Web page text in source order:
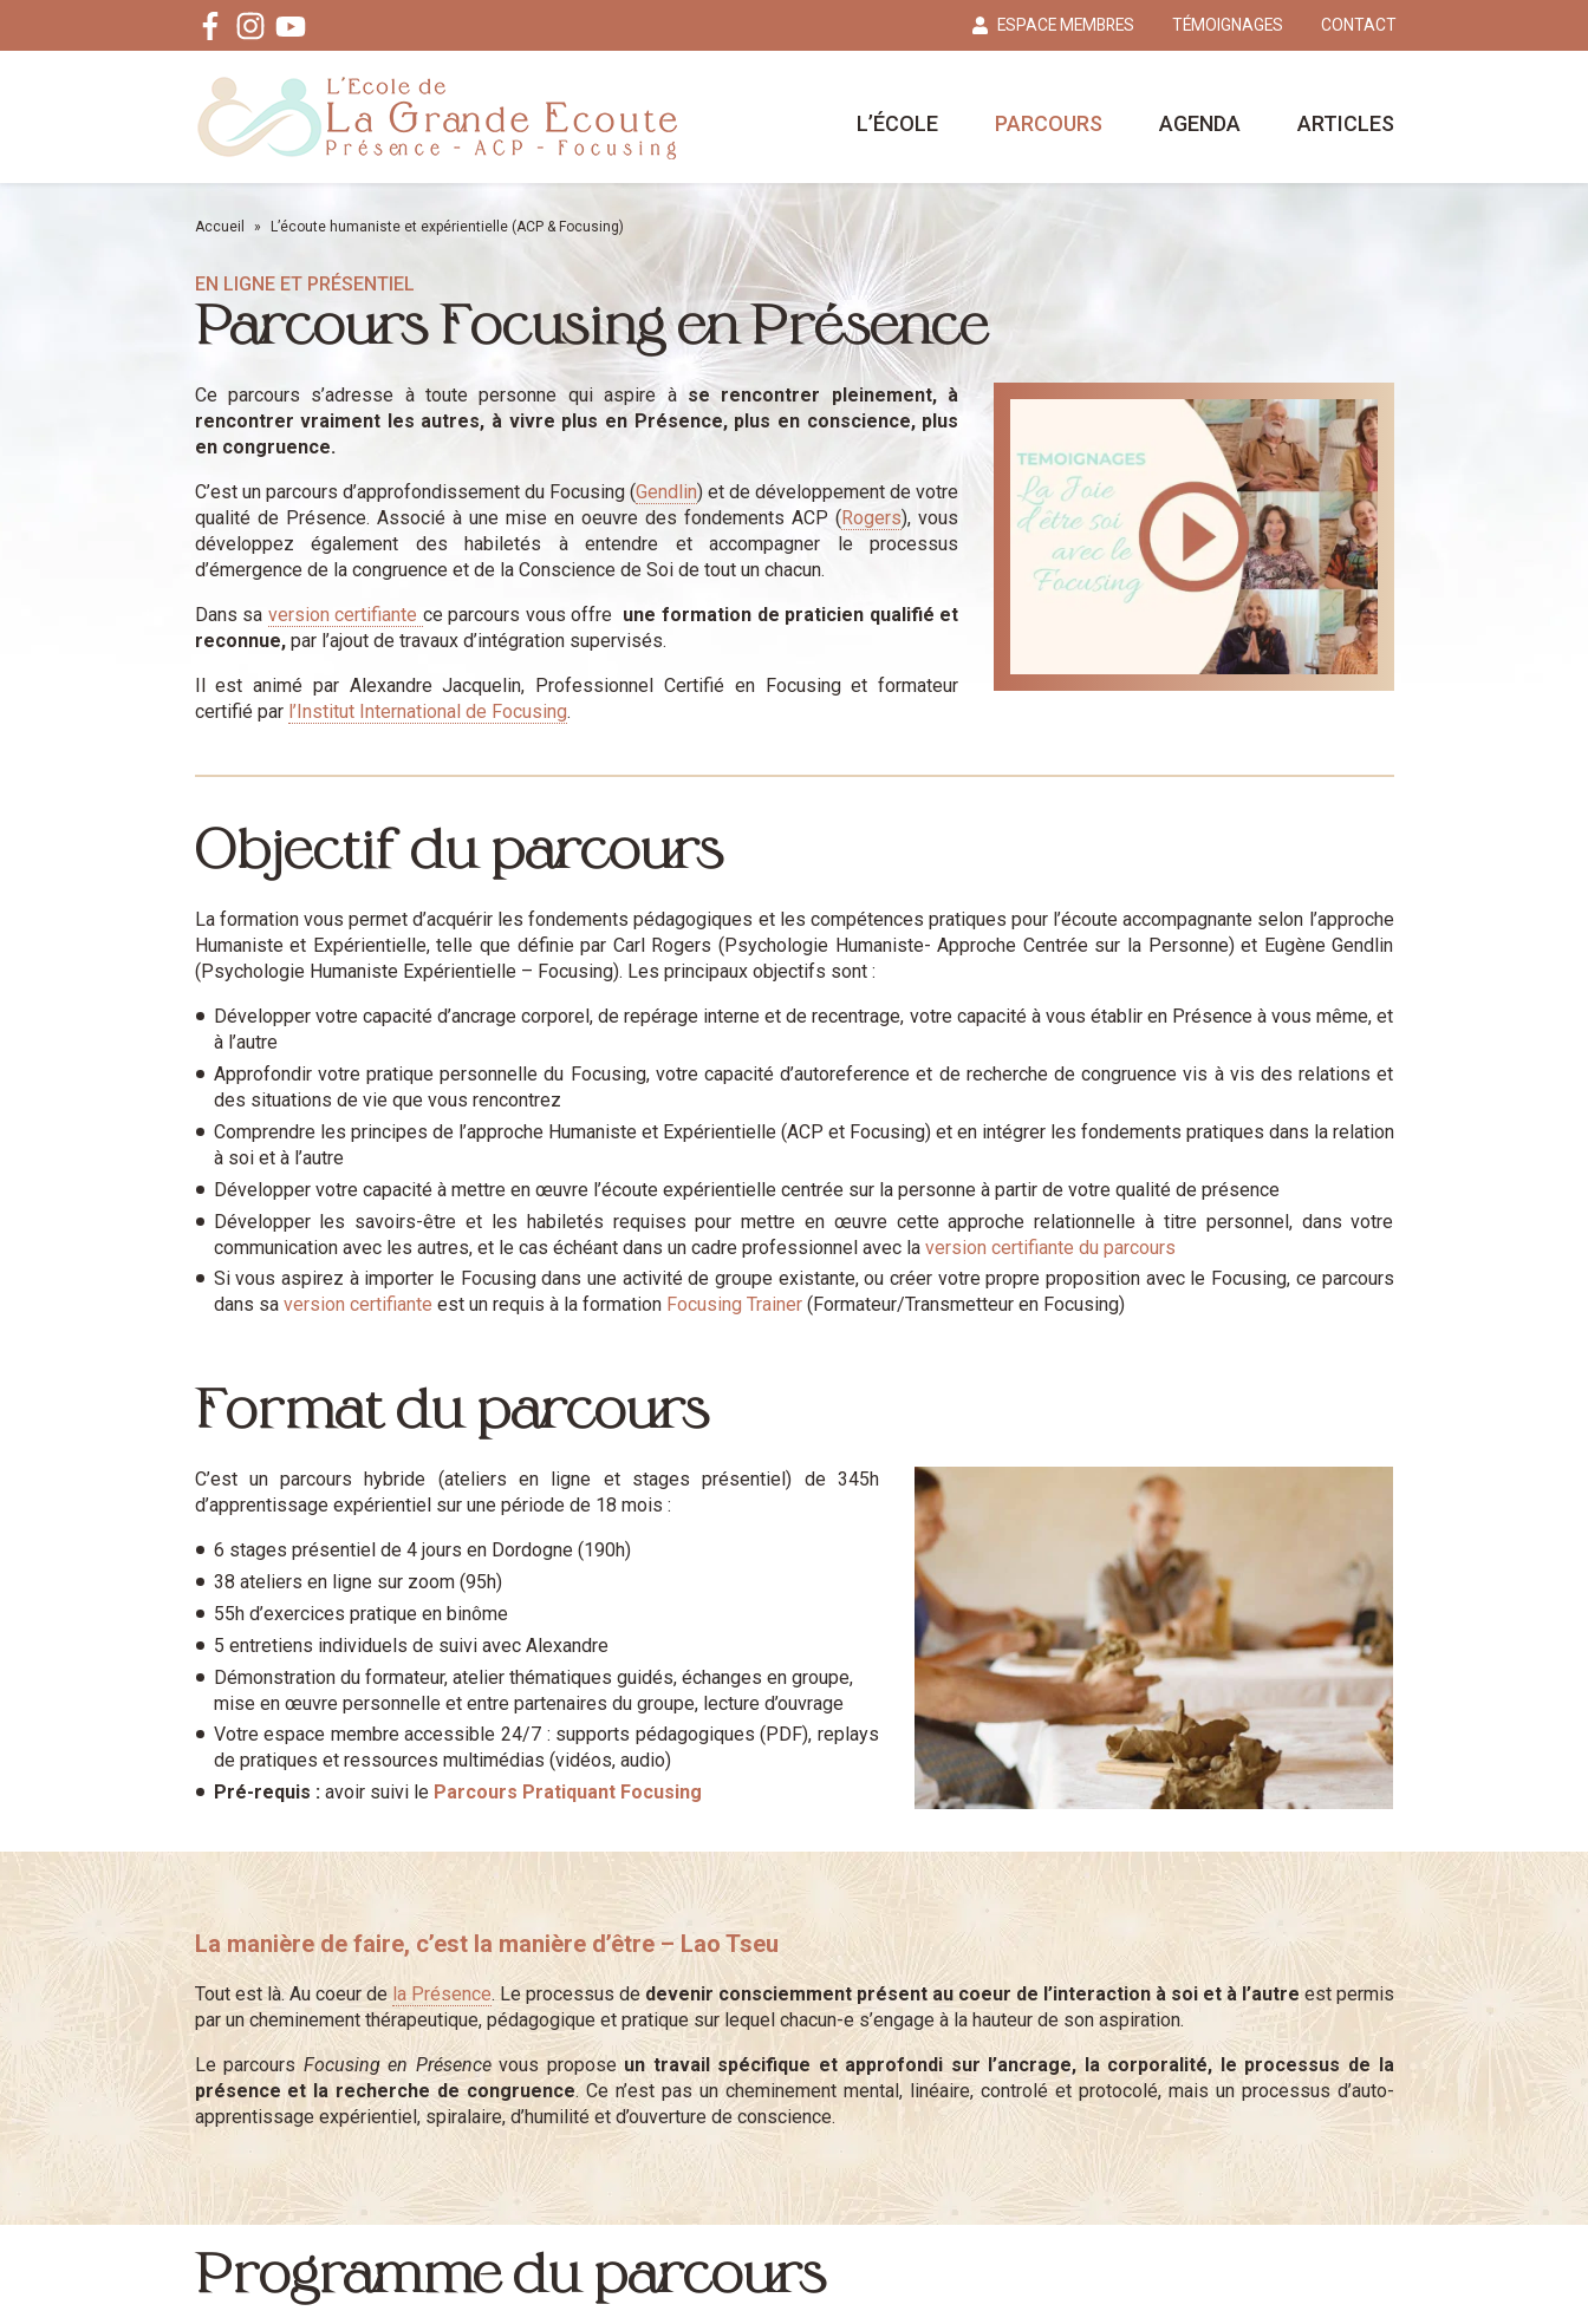
FacebookInstagram
Youtube ESPACE MEMBRES TÉMOIGNAGES CONTACT
L’ÉCOLE PARCOURS AGENDA ARTICLES
Accueil » L’écoute humaniste et expérientielle (ACP & Focusing)
EN LIGNE ET PRÉSENTIEL
Parcours Focusing en Présence
Ce parcours s’adresse à toute personne qui aspire à se rencontrer pleinement, à
rencontrer vraiment les autres, à vivre plus en Présence, plus en conscience, plus
en congruence.
C’est un parcours d’approfondissement du Focusing (Gendlin) et de développement de votre
qualité de Présence. Associé à une mise en oeuvre des fondements ACP (Rogers), vous
développez également des habiletés à entendre et accompagner le processus
d’émergence de la congruence et de la Conscience de Soi de tout un chacun.
Dans sa version certifiante ce parcours vous offre une formation de praticien qualifié et
reconnue, par l’ajout de travaux d’intégration supervisés.
Il est animé par Alexandre Jacquelin, Professionnel Certifié en Focusing et formateur
certifié par l’Institut International de Focusing.
Objectif du parcours
La formation vous permet d’acquérir les fondements pédagogiques et les compétences pratiques pour l’écoute accompagnante selon l’approche
Humaniste et Expérientielle, telle que définie par Carl Rogers (Psychologie Humaniste- Approche Centrée sur la Personne) et Eugène Gendlin
(Psychologie Humaniste Expérientielle – Focusing). Les principaux objectifs sont :
Développer votre capacité d’ancrage corporel, de repérage interne et de recentrage, votre capacité à vous établir en Présence à vous même, et
à l’autre
Approfondir votre pratique personnelle du Focusing, votre capacité d’autoreference et de recherche de congruence vis à vis des relations et
des situations de vie que vous rencontrez
Comprendre les principes de l’approche Humaniste et Expérientielle (ACP et Focusing) et en intégrer les fondements pratiques dans la relation
à soi et à l’autre
Développer votre capacité à mettre en œuvre l’écoute expérientielle centrée sur la personne à partir de votre qualité de présence
Développer les savoirs-être et les habiletés requises pour mettre en œuvre cette approche relationnelle à titre personnel, dans votre
communication avec les autres, et le cas échéant dans un cadre professionnel avec la version certifiante du parcours
Si vous aspirez à importer le Focusing dans une activité de groupe existante, ou créer votre propre proposition avec le Focusing, ce parcours
dans sa version certifiante est un requis à la formation Focusing Trainer (Formateur/Transmetteur en Focusing)
Format du parcours
C’est un parcours hybride (ateliers en ligne et stages présentiel) de 345h
d’apprentissage expérientiel sur une période de 18 mois :
6 stages présentiel de 4 jours en Dordogne (190h)
38 ateliers en ligne sur zoom (95h)
55h d’exercices pratique en binôme
5 entretiens individuels de suivi avec Alexandre
Démonstration du formateur, atelier thématiques guidés, échanges en groupe,
mise en œuvre personnelle et entre partenaires du groupe, lecture d’ouvrage
Votre espace membre accessible 24/7 : supports pédagogiques (PDF), replays
de pratiques et ressources multimédias (vidéos, audio)
Pré-requis : avoir suivi le Parcours Pratiquant Focusing
La manière de faire, c’est la manière d’être – Lao Tseu
Tout est là. Au coeur de la Présence. Le processus dedevenir consciemment présent au coeur de l’interaction à soi et à l’autreest permis
par un cheminement thérapeutique, pédagogique et pratique sur lequel chacun-e s’engage à la hauteur de son aspiration.
Le parcours Focusing en Présencevous propose un travail spécifique et approfondi sur l’ancrage, la corporalité, le processus de la
présence et la recherche de congruence. Ce n’est pas un cheminement mental, linéaire, controlé et protocolé, mais un processus d’auto-
apprentissage expérientiel, spiralaire, d’humilité et d’ouverture de conscience.
Programme du parcours